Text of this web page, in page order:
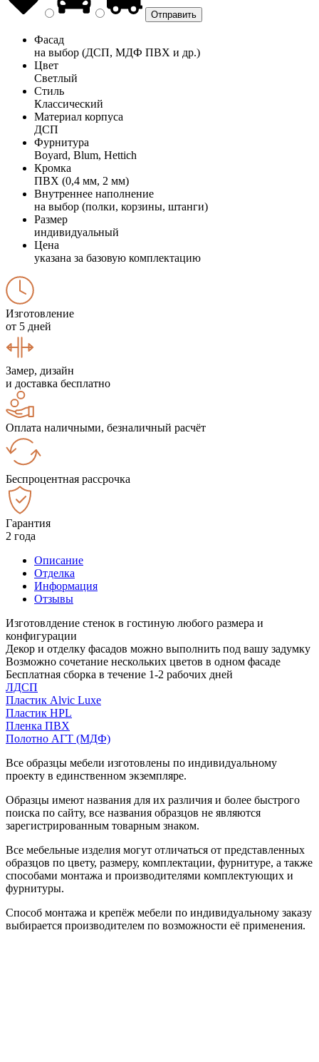
Фасад
на выбор (ДСП, МДФ ПВХ и др.)
Цвет
Светлый
Стиль
Классический
Материал корпуса
ДСП
Фурнитура
Boyard, Blum, Hettich
Кромка
ПВХ (0,4 мм, 2 мм)
Внутреннее наполнение
на выбор (полки, корзины, штанги)
Размер
индивидуальный
Цена
указана за базовую комплектацию
Изготовление
от 5 дней
Замер, дизайн
и доставка бесплатно
Оплата наличными, безналичный расчёт
Беспроцентная рассрочка
Гарантия
2 года
Описание
Отделка
Информация
Отзывы
Изготовлдение стенок в гостиную любого размера и
конфигурации
Декор и отделку фасадов можно выполнить под вашу задумку
Возможно сочетание нескольких цветов в одном фасаде
Бесплатная сборка в течение 1-2 рабочих дней
ЛДСП
Пластик Alvic Luxe
Пластик HPL
Пленка ПВХ
Полотно АГТ (МДФ)
Все образцы мебели изготовлены по индивидуальному
проекту в единственном экземпляре.
Образцы имеют названия для их различия и более быстрого
поиска по сайту, все названия образцов не являются
зарегистрированным товарным знаком.
Все мебельные изделия могут отличаться от представленных
образцов по цвету, размеру, комплектации, фурнитуре, а также
способами монтажа и производителями комплектующих и
фурнитуры.
Способ монтажа и крепёж мебели по индивидуальному заказу
выбирается производителем по возможности её применения.